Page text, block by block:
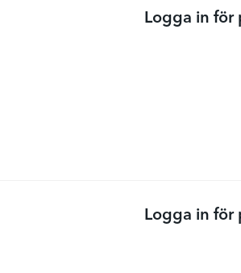
Logga in för
Logga in för